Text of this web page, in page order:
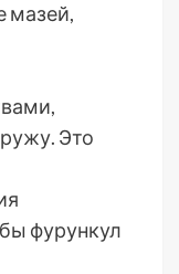
мазей,
Это
фурункул